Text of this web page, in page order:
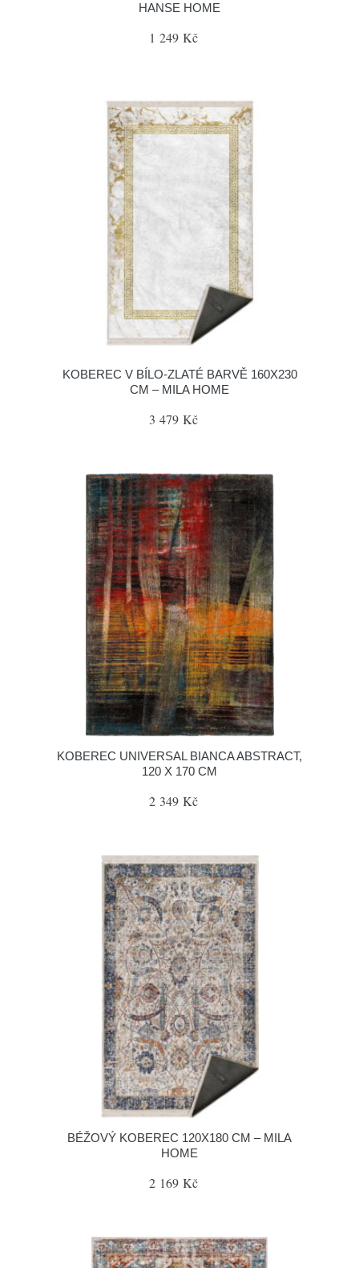
HANSE HOME
1 249 Kč
KOBEREC V BÍLO-ZLATÉ BARVĚ 160X230
CM – MILA HOME
3 479 Kč
KOBEREC UNIVERSAL BIANCA ABSTRACT,
120 X 170 CM
2 349 Kč
BÉŽOVÝ KOBEREC 120X180 CM – MILA
HOME
2 169 Kč